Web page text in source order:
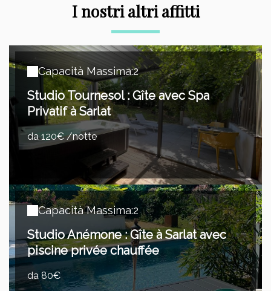
I nostri altri affitti
Capacità Massima:2
Studio Tournesol : Gîte avec Spa
Privatif à Sarlat
da 120€ /notte
Capacità Massima:2
Studio Anémone : Gîte à Sarlat avec
piscine privée chauffée
da 80€